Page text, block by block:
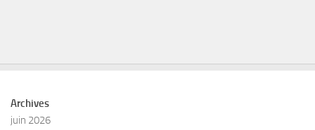
Archives
juin 2026